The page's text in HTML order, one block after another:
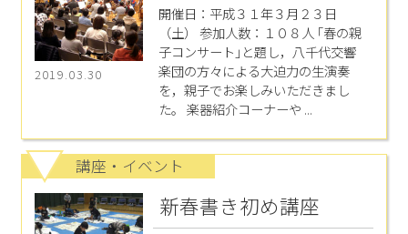
2019.03.30
開催日：平成３１年３月２３日
（土） 参加人数：１０８人 ｢春の親
子コンサート｣と題し，八千代交響
楽団の方々による大迫力の生演奏
を，親子でお楽しみいただきまし
た。 楽器紹介コーナーや ...
講座・イベント
新春書き初め講座